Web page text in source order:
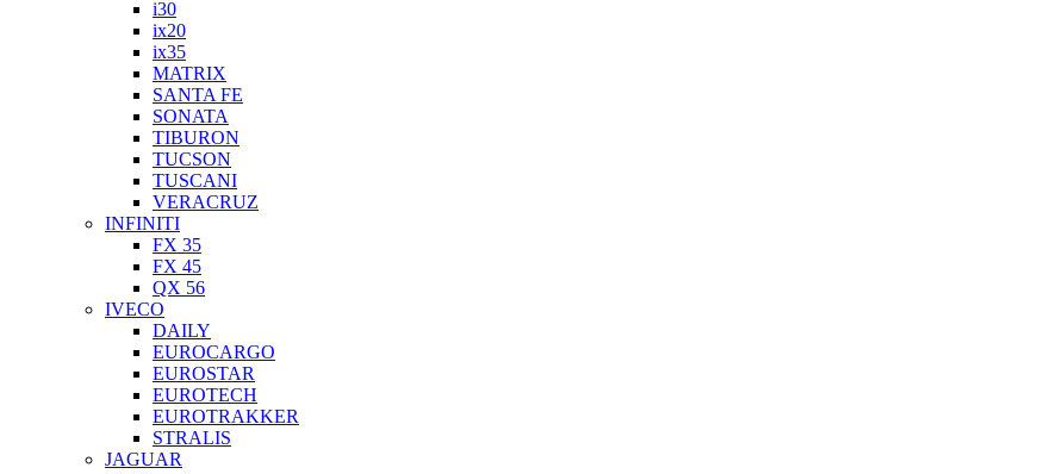
i30
ix20
ix35
MATRIX
SANTA FE
SONATA
TIBURON
TUCSON
TUSCANI
VERACRUZ
INFINITI
FX 35
FX 45
QX 56
IVECO
DAILY
EUROCARGO
EUROSTAR
EUROTECH
EUROTRAKKER
STRALIS
JAGUAR